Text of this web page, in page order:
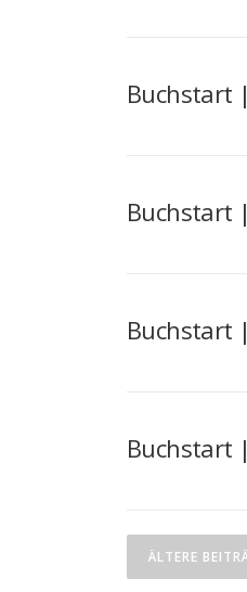
Buchstart
Buchstart
Buchstart
Buchstart
B
eÄLTERE